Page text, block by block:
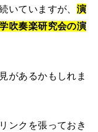
いていますが、 演
吹奏楽研究会の演
があるかもしれま
ンクを張っておき